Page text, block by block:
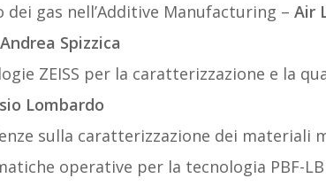
dei gas nell’Additive Manufacturing – Air
Spizzica
ZEISS per la caratterizzazione e la
Lombardo
sulla caratterizzazione dei materiali
operative per la tecnologia PBF-